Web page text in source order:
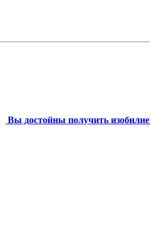
Вы достойны получить изобилие